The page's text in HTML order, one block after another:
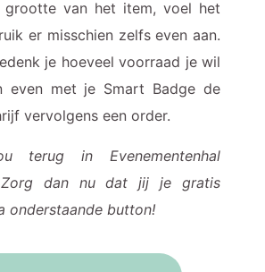
grootte van het item, voel het
er misschien zelfs even aan.
je hoeveel voorraad je wil
even met je Smart Badge de
vervolgens een order.
terug in Evenementenhal
Zorg dan nu dat jij je gratis
onderstaande button!